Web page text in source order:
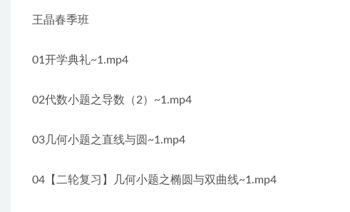
王晶春季班
01开学典礼~1.mp4
02代数小题之导数（2）~1.mp4
03几何小题之直线与圆~1.mp4
04【二轮复习】几何小题之椭圆与双曲线~1.mp4